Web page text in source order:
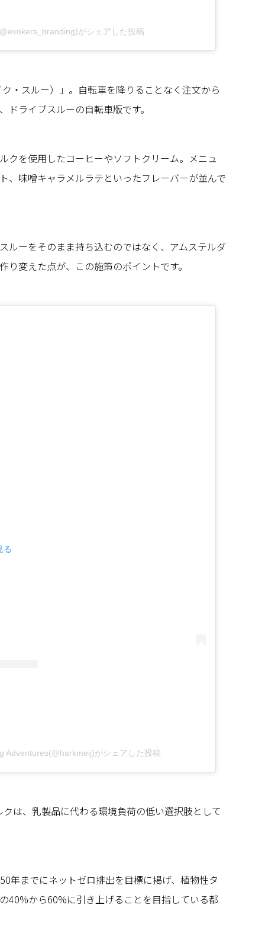
がシェアした投稿
・スルー）」。自転車を降りることなく注文から
ドライブスルーの自転車版です。
クを使用したコーヒーやソフトクリーム。メニュ
、味噌キャラメルラテといったフレーバーが並んで
ルーをそのまま持ち込むのではなく、アムステルダ
り変えた点が、この施策のポイントです。
る
Adventures(@harkmeij)がシェアした投稿
は、乳製品に代わる環境負荷の低い選択肢として
年までにネットゼロ排出を目標に掲げ、植物性タ
40%から60%に引き上げることを目指している都